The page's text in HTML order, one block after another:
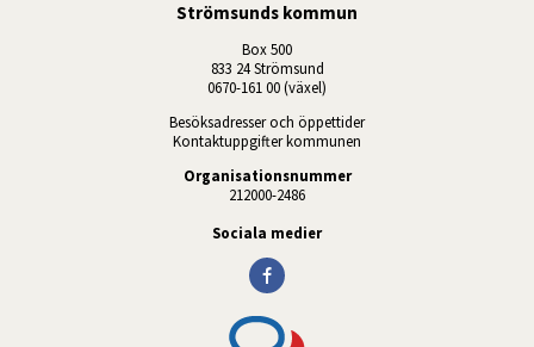
Strömsunds kommun
Box 500
833 24 Strömsund
0670-161 00 (växel)
Besöksadresser och öppettider
Kontaktuppgifter kommunen
Organisationsnummer
212000-2486
Sociala medier